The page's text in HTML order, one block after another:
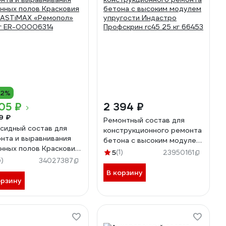
₽
₽
состав для
и выравнивания
полов Красковия
«Ремопол»
34027387
2 394 ₽
Ремонтный состав для
конструкционного ремонта
бетона с высоким модулем
упругости Индастро
5(1) 23950161
В корзину